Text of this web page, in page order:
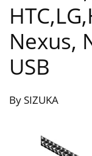
Nexus,
USB
By SIZUKA